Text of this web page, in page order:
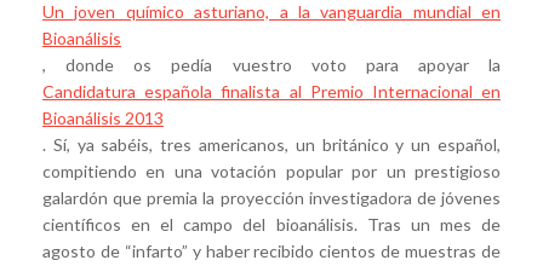
Un joven químico asturiano, a la vanguardia mundial en
Bioanálisis
, donde os pedía vuestro voto para apoyar la
Candidatura española finalista al Premio Internacional en
Bioanálisis 2013
. Sí, ya sabéis, tres americanos, un británico y un español,
compitiendo en una votación popular por un prestigioso
galardón que premia la proyección investigadora de jóvenes
científicos en el campo del bioanálisis. Tras un mes de
agosto de “infarto” y haber recibido cientos de muestras de